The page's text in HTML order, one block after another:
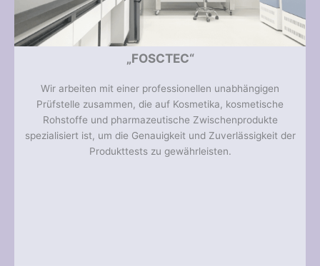
„FOSCTEC“
Wir arbeiten mit einer professionellen unabhängigen
Prüfstelle zusammen, die auf Kosmetika, kosmetische
Rohstoffe und pharmazeutische Zwischenprodukte
spezialisiert ist, um die Genauigkeit und Zuverlässigkeit der
Produkttests zu gewährleisten.